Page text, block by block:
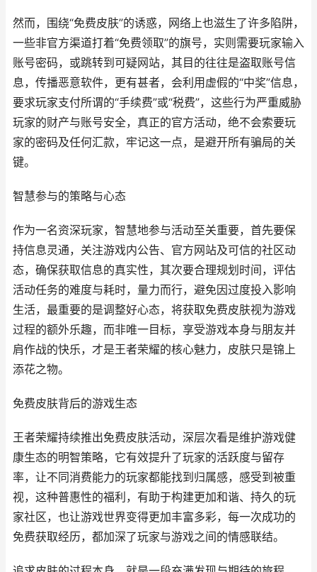
然而，围绕“免费皮肤”的诱惑，网络上也滋生了许多陷阱，
一些非官方渠道打着“免费领取”的旗号，实则需要玩家输入
账号密码，或跳转到可疑网站，其目的往往是盗取账号信
息，传播恶意软件，更有甚者，会利用虚假的“中奖”信息，
要求玩家支付所谓的“手续费”或“税费”，这些行为严重威胁
玩家的财产与账号安全，真正的官方活动，绝不会索要玩
家的密码及任何汇款，牢记这一点，是避开所有骗局的关
键。
智慧参与的策略与心态
作为一名资深玩家，智慧地参与活动至关重要，首先要保
持信息灵通，关注游戏内公告、官方网站及可信的社区动
态，确保获取信息的真实性，其次要合理规划时间，评估
活动任务的难度与耗时，量力而行，避免因过度投入影响
生活，最重要的是调整好心态，将获取免费皮肤视为游戏
过程的额外乐趣，而非唯一目标，享受游戏本身与朋友并
肩作战的快乐，才是王者荣耀的核心魅力，皮肤只是锦上
添花之物。
免费皮肤背后的游戏生态
王者荣耀持续推出免费皮肤活动，深层次看是维护游戏健
康生态的明智策略，它有效提升了玩家的活跃度与留存
率，让不同消费能力的玩家都能找到归属感，感受到被重
视，这种普惠性的福利，有助于构建更加和谐、持久的玩
家社区，也让游戏世界变得更加丰富多彩，每一次成功的
免费获取经历，都加深了玩家与游戏之间的情感联结。